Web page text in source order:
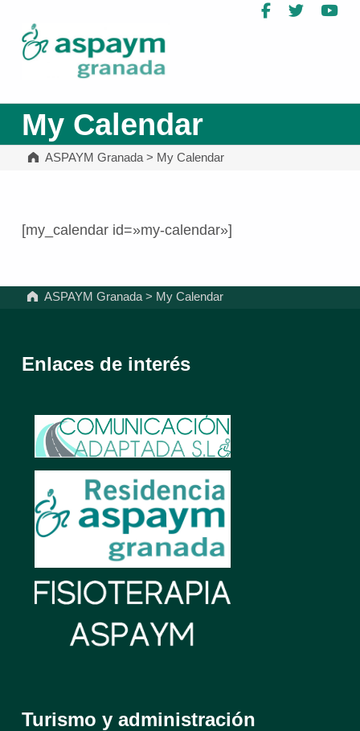
Facebook
Twitter
My Calendar
ASPAYM Granada> My Calendar
[my_calendar id=»my-calendar»]
ASPAYM Granada > My Calendar
Enlaces de interés
Turismo y administración